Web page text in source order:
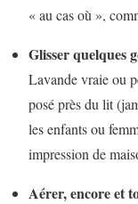
« au cas où »,
Glisser quelques
Lavande vraie ou
posé près du lit
les enfants ou
impression de
Aérer, encore et